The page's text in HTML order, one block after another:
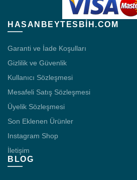
HASANBEYTESBIH.COM
Garanti ve İade Koşulları
Gizlilik ve Güvenlik
Kullanıcı Sözleşmesi
Mesafeli Satış Sözleşmesi
Üyelik Sözleşmesi
Son Eklenen Ürünler
Instagram Shop
İletişim
BLOG